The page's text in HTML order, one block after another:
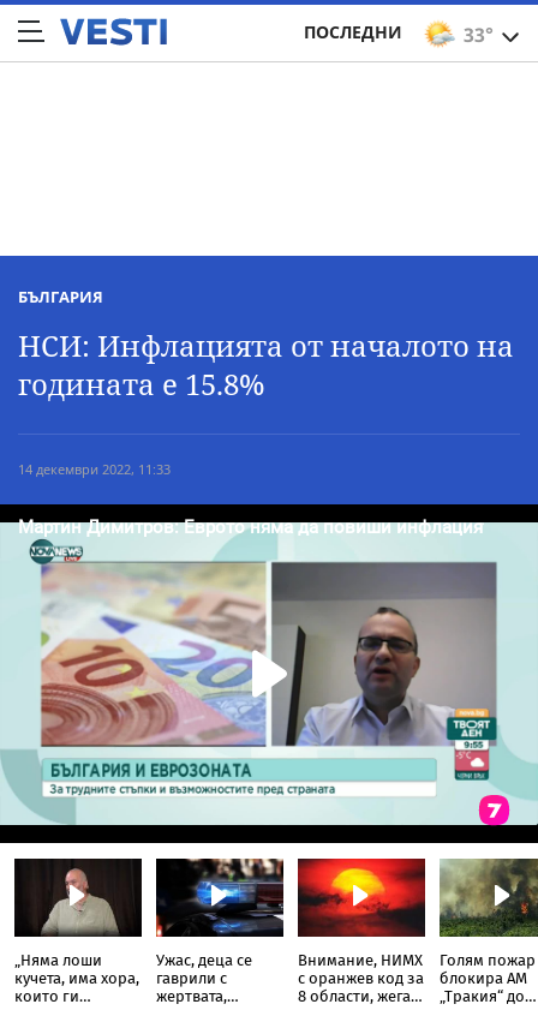
33°
ПОСЛЕДНИ
БЪЛГАРИЯ
НСИ: Инфлацията от началото на
годината е 15.8%
14 декември 2022, 11:33
„Няма лоши
кучета, има хора,
които ги
Ужас, деца се
гаврили с
жертвата,
Внимание, НИМХ
с оранжев код за
8 области, жега
Голям пожар
блокира АМ
„Тракия“ до